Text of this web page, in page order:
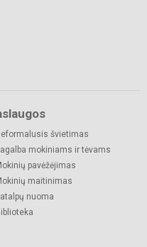
švietimas
mokiniams ir tėvams
pavėžėjimas
maitinimas
nuoma